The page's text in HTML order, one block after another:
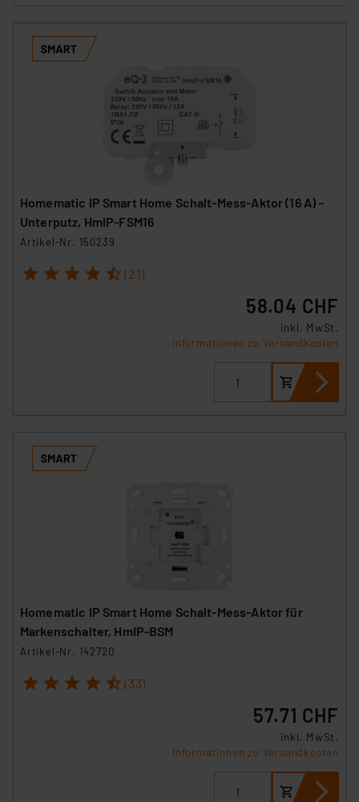
Homematic IP Smart Home Schalt-Mess-Aktor (16 A) –
Unterputz, HmIP-FSM16
Artikel-Nr. 150239
1 2 3 4 5 (21)
58.04 CHF
inkl. MwSt.
Informationen zu Versandkosten
Homematic IP Smart Home Schalt-Mess-Aktor für
Markenschalter, HmIP-BSM
Artikel-Nr. 142720
1 2 3 4 5 (33)
57.71 CHF
inkl. MwSt.
Informationen zu Versandkosten